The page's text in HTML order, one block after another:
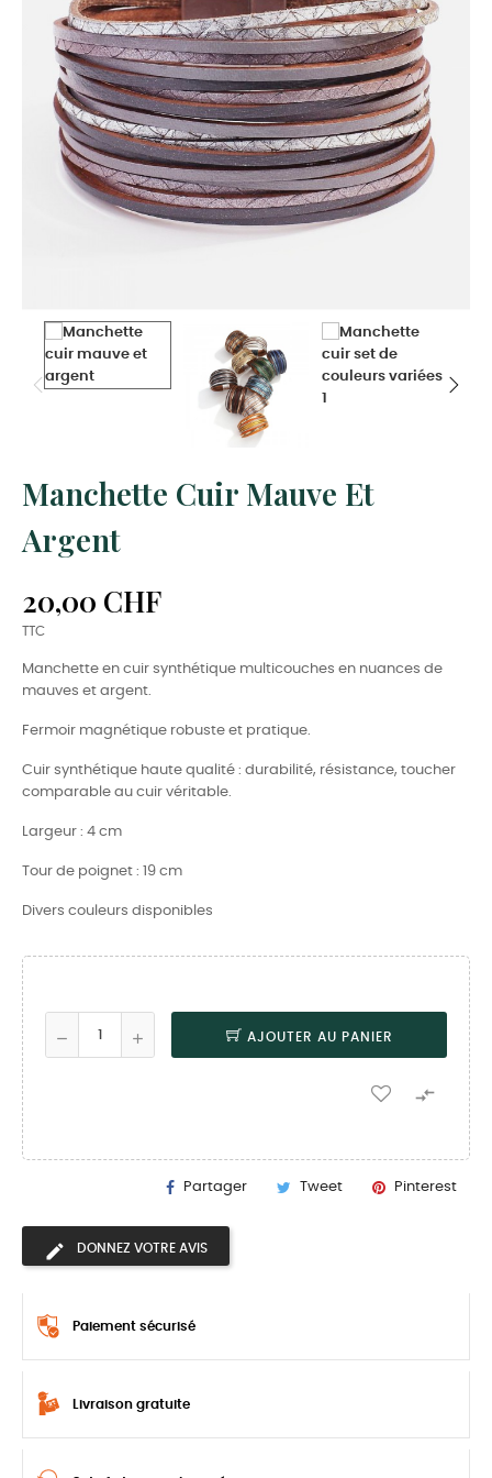
Manchette Cuir Mauve Et
Argent
20,00 CHF
TTC
Manchette en cuir synthétique multicouches en nuances de
mauves et argent.
Fermoir magnétique robuste et pratique.
Cuir synthétique haute qualité : durabilité, résistance, toucher
comparable au cuir véritable.
Largeur : 4 cm
Tour de poignet : 19 cm
Divers couleurs disponibles
AJOUTER AU PANIER

Partager Tweet Pinterest
DONNEZ VOTRE AVIS
Paiement sécurisé
Livraison gratuite